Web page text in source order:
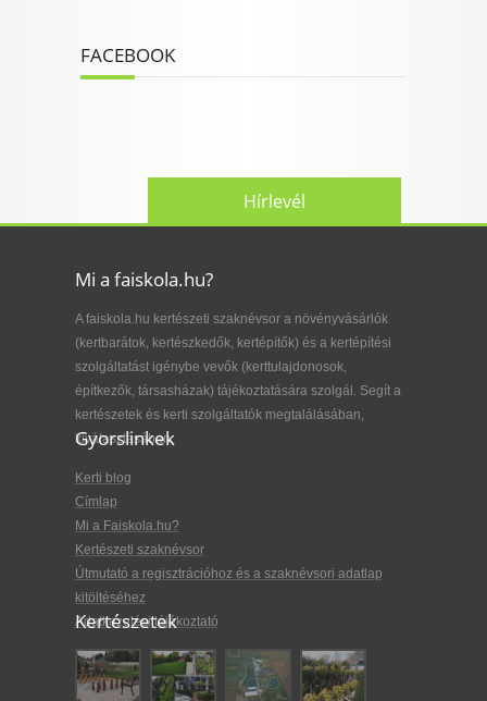
FACEBOOK
Hírlevél
Mi a faiskola.hu?
A faiskola.hu kertészeti szaknévsor a növényvásárlók
(kertbarátok, kertészkedők, kertépítők) és a kertépítési
szolgáltatást igénybe vevők (kerttulajdonosok,
építkezők, társasházak) tájékoztatására szolgál. Segít a
kertészetek és kerti szolgáltatók megtalálásában,
kiválasztásában.
Gyorslinkek
Kerti blog
Címlap
Mi a Faiskola.hu?
Kertészeti szaknévsor
Útmutató a regisztrációhoz és a szaknévsori adatlap
kitöltéséhez
Adatkezelési tájékoztató
Kertészetek